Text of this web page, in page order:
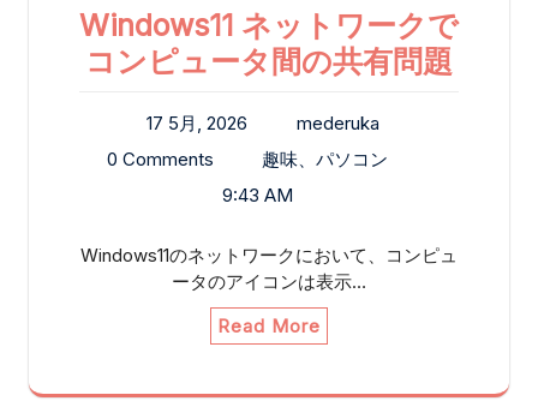
Windows11 ネットワークで
コンピュータ間の共有問題
17 5月, 2026
mederuka
0 Comments
趣味、パソコン
9:43 AM
Windows11のネットワークにおいて、コンピュ
ータのアイコンは表示…
Read More